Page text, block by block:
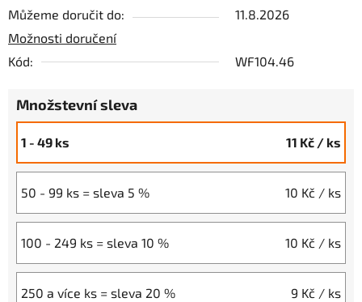
Můžeme doručit do:
11.8.2026
Možnosti doručení
Kód:
WF104.46
Množstevní sleva
1 - 49 ks 11 Kč / ks
50 - 99 ks = sleva 5 % 10 Kč / ks
100 - 249 ks = sleva 10 % 10 Kč / ks
250 a více ks = sleva 20 % 9 Kč / ks